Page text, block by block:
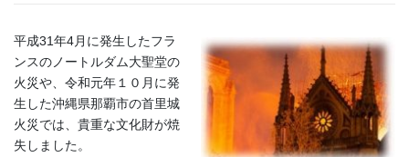
平成31年4月に発生したフラ
ンスのノートルダム大聖堂の
火災や、令和元年１０月に発
生した沖縄県那覇市の首里城
火災では、貴重な文化財が焼
失しました。